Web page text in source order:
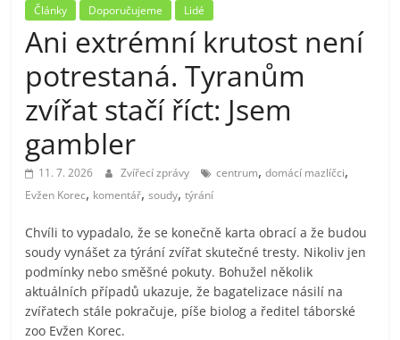
Články Doporučujeme Lidé
Ani extrémní krutost není
potrestaná. Tyranům
zvířat stačí říct: Jsem
gambler
11. 7. 2026 Zvířecí zprávy centrum,domácí mazlíčci,
Evžen Korec, komentář,soudy,týrání
Chvíli to vypadalo, že se konečně karta obrací a že budou
soudy vynášet za týrání zvířat skutečné tresty. Nikoliv jen
podmínky nebo směšné pokuty. Bohužel několik
aktuálních případů ukazuje, že bagatelizace násilí na
zvířatech stále pokračuje, píše biolog a ředitel táborské
zoo Evžen Korec.